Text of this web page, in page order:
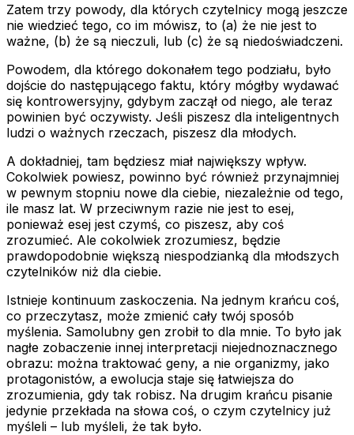
Zatem trzy powody, dla których czytelnicy mogą jeszcze
nie wiedzieć tego, co im mówisz, to (a) że nie jest to
ważne, (b) że są nieczuli, lub (c) że są niedoświadczeni.
Powodem, dla którego dokonałem tego podziału, było
dojście do następującego faktu, który mógłby wydawać
się kontrowersyjny, gdybym zaczął od niego, ale teraz
powinien być oczywisty. Jeśli piszesz dla inteligentnych
ludzi o ważnych rzeczach, piszesz dla młodych.
A dokładniej, tam będziesz miał największy wpływ.
Cokolwiek powiesz, powinno być również przynajmniej
w pewnym stopniu nowe dla ciebie, niezależnie od tego,
ile masz lat. W przeciwnym razie nie jest to esej,
ponieważ esej jest czymś, co piszesz, aby coś
zrozumieć. Ale cokolwiek zrozumiesz, będzie
prawdopodobnie większą niespodzianką dla młodszych
czytelników niż dla ciebie.
Istnieje kontinuum zaskoczenia. Na jednym krańcu coś,
co przeczytasz, może zmienić cały twój sposób
myślenia. Samolubny gen zrobił to dla mnie. To było jak
nagłe zobaczenie innej interpretacji niejednoznacznego
obrazu: można traktować geny, a nie organizmy, jako
protagonistów, a ewolucja staje się łatwiejsza do
zrozumienia, gdy tak robisz. Na drugim krańcu pisanie
jedynie przekłada na słowa coś, o czym czytelnicy już
myśleli – lub myśleli, że tak było.